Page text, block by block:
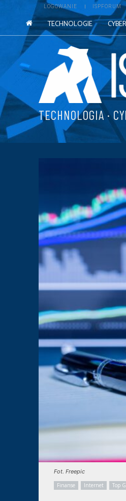
LOGOWANIE ISPFORUM
TECHNOLOGIE
TECHNOLOGIA ·
Fot. Freepic
Finanse
Internet Top